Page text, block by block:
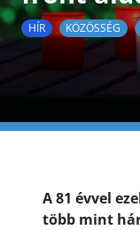
HÍR KÖZÖSSÉG
A 81 évvel
több mint